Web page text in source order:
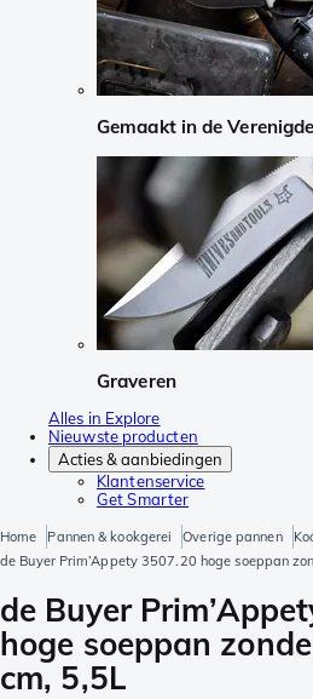
Gemaakt in de
Graveren
Alles in Explore
Nieuwste producten
Acties & aanbiedingen
Klantenservice
Get Smarter
Home Pannen & kookgerei Overige pannen
de Buyer Prim’Appety 3507.20 hoge soeppan
de Buyer
hoge soeppan
cm, 5,5L